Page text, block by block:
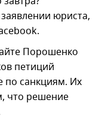
юриста,
Порошенко
петиций
по санкциям. Их
что решение